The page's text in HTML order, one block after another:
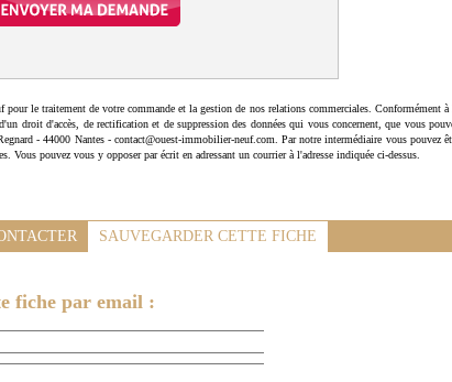
le traitement de votre commande et la gestion de nos relations commerciales. Conformément à
droit d'accès, de rectification et de suppression des données qui vous concernent, que vous
- 44000 Nantes - contact@ouest-immobilier-neuf.com. Par notre intermédiaire vous pouvez
Vous pouvez vous y opposer par écrit en adressant un courrier à l'adresse indiquée ci-dessus.
SAUVEGARDER CETTE FICHE
fiche par email :